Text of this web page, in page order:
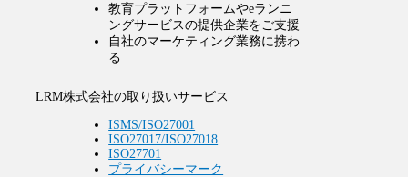
教育プラットフォームやeランニ
ングサービスの提供企業をご支援
自社のマーケティング業務に携わ
る
LRM株式会社の取り扱いサービス
ISMS/ISO27001
ISO27017/ISO27018
ISO27701
プライバシーマーク